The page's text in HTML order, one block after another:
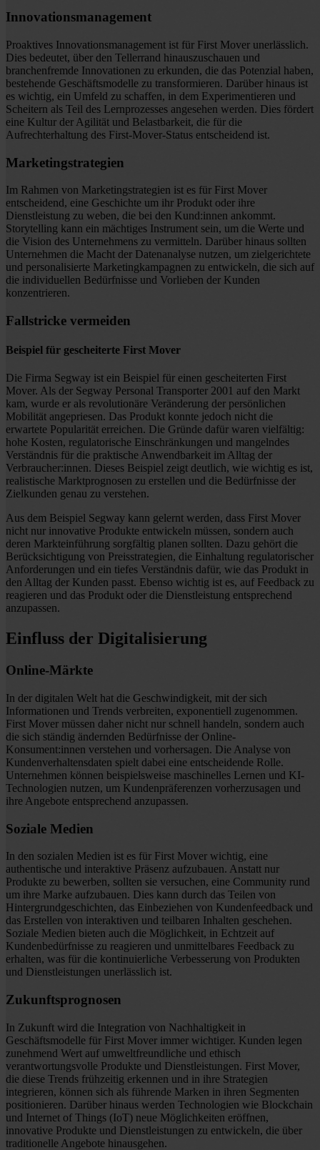
Innovationsmanagement
Proaktives Innovationsmanagement ist für First Mover unerlässlich.
Dies bedeutet, über den Tellerrand hinauszuschauen und
branchenfremde Innovationen zu erkunden, die das Potenzial haben,
bestehende Geschäftsmodelle zu transformieren. Darüber hinaus ist
es wichtig, ein Umfeld zu schaffen, in dem Experimentieren und
Scheitern als Teil des Lernprozesses angesehen werden. Dies fördert
eine Kultur der Agilität und Belastbarkeit, die für die
Aufrechterhaltung des First-Mover-Status entscheidend ist.
Marketingstrategien
Im Rahmen von Marketingstrategien ist es für First Mover
entscheidend, eine Geschichte um ihr Produkt oder ihre
Dienstleistung zu weben, die bei den Kund:innen ankommt.
Storytelling kann ein mächtiges Instrument sein, um die Werte und
die Vision des Unternehmens zu vermitteln. Darüber hinaus sollten
Unternehmen die Macht der Datenanalyse nutzen, um zielgerichtete
und personalisierte Marketingkampagnen zu entwickeln, die sich auf
die individuellen Bedürfnisse und Vorlieben der Kunden
konzentrieren.
Fallstricke vermeiden
Beispiel für gescheiterte First Mover
Die Firma Segway ist ein Beispiel für einen gescheiterten First
Mover. Als der Segway Personal Transporter 2001 auf den Markt
kam, wurde er als revolutionäre Veränderung der persönlichen
Mobilität angepriesen. Das Produkt konnte jedoch nicht die
erwartete Popularität erreichen. Die Gründe dafür waren vielfältig:
hohe Kosten, regulatorische Einschränkungen und mangelndes
Verständnis für die praktische Anwendbarkeit im Alltag der
Verbraucher:innen. Dieses Beispiel zeigt deutlich, wie wichtig es ist,
realistische Marktprognosen zu erstellen und die Bedürfnisse der
Zielkunden genau zu verstehen.
Aus dem Beispiel Segway kann gelernt werden, dass First Mover
nicht nur innovative Produkte entwickeln müssen, sondern auch
deren Markteinführung sorgfältig planen sollten. Dazu gehört die
Berücksichtigung von Preisstrategien, die Einhaltung regulatorischer
Anforderungen und ein tiefes Verständnis dafür, wie das Produkt in
den Alltag der Kunden passt. Ebenso wichtig ist es, auf Feedback zu
reagieren und das Produkt oder die Dienstleistung entsprechend
anzupassen.
Einfluss der Digitalisierung
Online-Märkte
In der digitalen Welt hat die Geschwindigkeit, mit der sich
Informationen und Trends verbreiten, exponentiell zugenommen.
First Mover müssen daher nicht nur schnell handeln, sondern auch
die sich ständig ändernden Bedürfnisse der Online-
Konsument:innen verstehen und vorhersagen. Die Analyse von
Kundenverhaltensdaten spielt dabei eine entscheidende Rolle.
Unternehmen können beispielsweise maschinelles Lernen und KI-
Technologien nutzen, um Kundenpräferenzen vorherzusagen und
ihre Angebote entsprechend anzupassen.
Soziale Medien
In den sozialen Medien ist es für First Mover wichtig, eine
authentische und interaktive Präsenz aufzubauen. Anstatt nur
Produkte zu bewerben, sollten sie versuchen, eine Community rund
um ihre Marke aufzubauen. Dies kann durch das Teilen von
Hintergrundgeschichten, das Einbeziehen von Kundenfeedback und
das Erstellen von interaktiven und teilbaren Inhalten geschehen.
Soziale Medien bieten auch die Möglichkeit, in Echtzeit auf
Kundenbedürfnisse zu reagieren und unmittelbares Feedback zu
erhalten, was für die kontinuierliche Verbesserung von Produkten
und Dienstleistungen unerlässlich ist.
Zukunftsprognosen
In Zukunft wird die Integration von Nachhaltigkeit in
Geschäftsmodelle für First Mover immer wichtiger. Kunden legen
zunehmend Wert auf umweltfreundliche und ethisch
verantwortungsvolle Produkte und Dienstleistungen. First Mover,
die diese Trends frühzeitig erkennen und in ihre Strategien
integrieren, können sich als führende Marken in ihren Segmenten
positionieren. Darüber hinaus werden Technologien wie Blockchain
und Internet of Things (IoT) neue Möglichkeiten eröffnen,
innovative Produkte und Dienstleistungen zu entwickeln, die über
traditionelle Angebote hinausgehen.